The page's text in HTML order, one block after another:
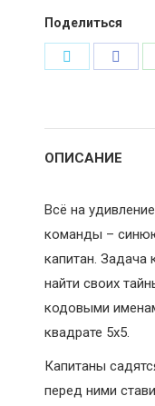
GaGa
Games
Поделиться
Поделиться
ОПИСАНИЕ
Всё на
команды –
капитан.
найти своих
кодовыми
квадрате 5х5.
Капитаны
перед ними